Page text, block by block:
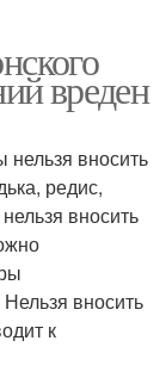
вреден
нельзя вносить
редис,
вносить
вносить
к